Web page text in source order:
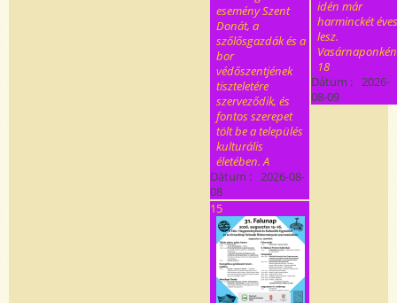
esemény Szent
Donát, a
szőlősgazdák és a
bor
védőszentjének
tiszteletére
szerveződik, és
fontos szerepet
tölt be a település
kulturális
életében. A
Dátum : 2026-08-
08
idén már
harminckét éves
lesz.
18
Dátum : 2026-
08-09
15